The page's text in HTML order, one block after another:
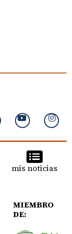
mis noticias
MIEMBRO
DE: